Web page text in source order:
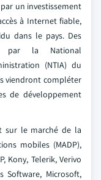
un investissement
à Internet fiable,
dans le pays. Des
par la National
(NTIA) du
viendront compléter
de développement
sur le marché de la
mobiles (MADP),
Kony, Telerik, Verivo
Software, Microsoft,